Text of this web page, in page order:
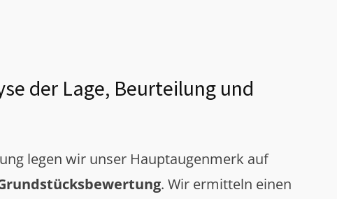
der Lage, Beurteilung und
legen wir unser Hauptaugenmerk auf
. Wir ermitteln einen